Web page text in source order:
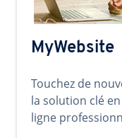
MyWebsite
Touchez de
la solution clé
ligne